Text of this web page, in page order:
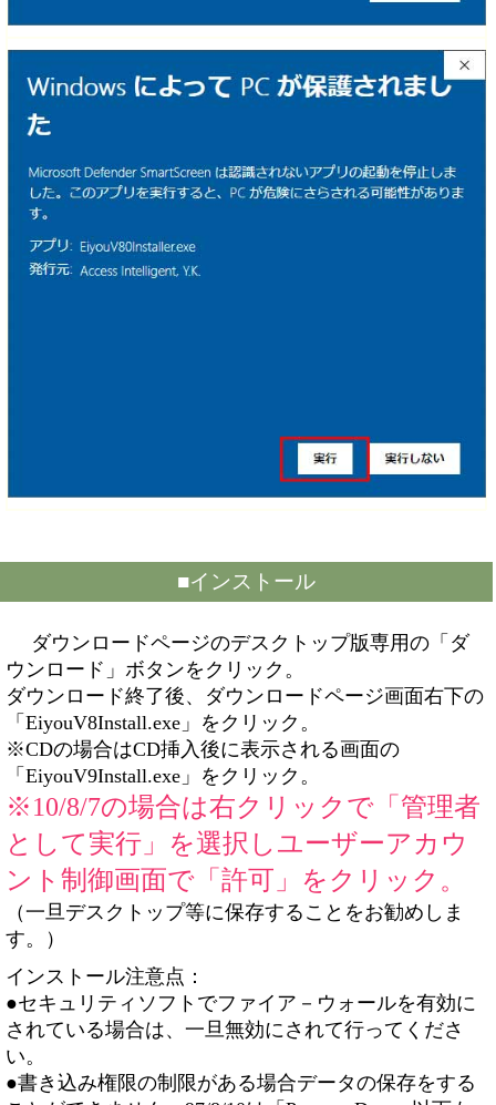
■インストール
ダウンロードページのデスクトップ版専用の「ダ
ウンロード」ボタンをクリック。
ダウンロード終了後、ダウンロードページ画面右下の
「EiyouV8Install.exe」をクリック。
※CDの場合はCD挿入後に表示される画面の
「EiyouV9Install.exe」をクリック。
※10/8/7の場合は右クリックで「管理者
として実行」を選択しユーザーアカウ
ント制御画面で「許可」をクリック。
（一旦デスクトップ等に保存することをお勧めしま
す。）
インストール注意点：
●セキュリティソフトでファイア－ウォールを有効に
されている場合は、一旦無効にされて行ってくださ
い。
●書き込み権限の制限がある場合データの保存をする